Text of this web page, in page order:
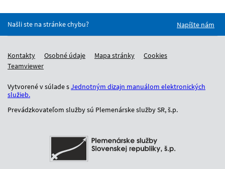
Našli ste na stránke chybu? Napíšte nám
Kontakty Osobné údaje Mapa stránky
Cookies
Teamviewer
Vytvorené v súlade sJednotným dizajn manuálom elektronických
služieb.
Prevádzkovateľom služby sú Plemenárske služby SR, š.p.